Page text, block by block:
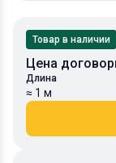
Товар в наличии
Цена
Длина
≈ 1 м